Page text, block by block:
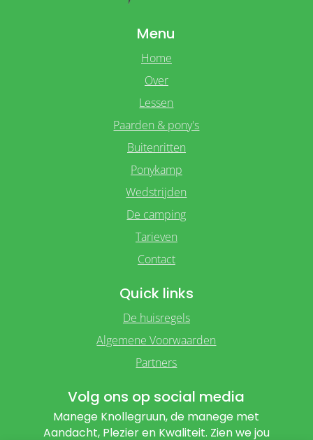
Menu
Home
Over
Lessen
Paarden & pony's
Buitenritten
Ponykamp
Wedstrijden
De camping
Tarieven
Contact
Quick links
De huisregels
Algemene Voorwaarden
Partners
Volg ons op social media
Manege Knollegruun, de manege met
Aandacht, Plezier en Kwaliteit. Zien we jou